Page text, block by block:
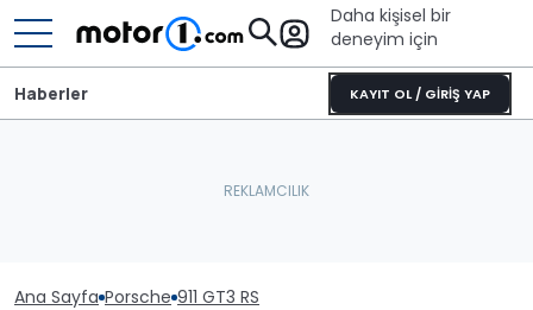
Daha kişisel bir
deneyim için
KAYIT OL / GİRİŞ YAP
Haberler
Ana Sayfa Porsche 911 GT3 RS